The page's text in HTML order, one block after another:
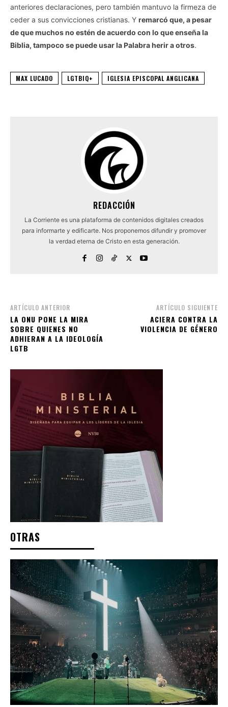
anteriores declaraciones, pero también mantuvo la firmeza de
ceder a sus convicciones cristianas. Y remarcó que, a pesar
de que muchos no estén de acuerdo con lo que enseña la
Biblia, tampoco se puede usar la Palabra herir a otros.
MAX LUCADO LGTBIQ+ IGLESIA EPISCOPAL ANGLICANA
REDACCIÓN
La Corriente es una plataforma de contenidos digitales creados
para informarte y edificarte. Nos proponemos difundir y promover
la verdad eterna de Cristo en esta generación.
ARTÍCULO ANTERIOR
LA ONU PONE LA MIRA
SOBRE QUIENES NO
ADHIERAN A LA IDEOLOGÍA
LGTB
ARTÍCULO SIGUIENTE
ACIERA CONTRA LA
VIOLENCIA DE GÉNERO
OTRAS